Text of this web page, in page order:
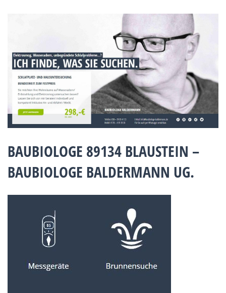
BAUBIOLOGE 89134 BLAUSTEIN –
BAUBIOLOGE BALDERMANN UG.